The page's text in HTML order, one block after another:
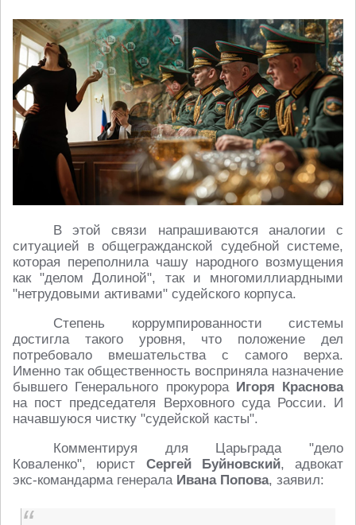
В этой связи напрашиваются аналогии с
ситуацией в общегражданской судебной системе,
которая переполнила чашу народного возмущения
как "делом Долиной", так и многомиллиардными
"нетрудовыми активами" судейского корпуса.
Степень коррумпированности системы
достигла такого уровня, что положение дел
потребовало вмешательства с самого верха.
Именно так общественность восприняла назначение
бывшего Генерального прокурораИгоря Краснова
на пост председателя Верховного суда России. И
начавшуюся чистку "судейской касты".
Комментируя для Царьграда "дело
Коваленко", юрист Сергей Буйновский, адвокат
экс-командарма генерала Ивана Попова, заявил: